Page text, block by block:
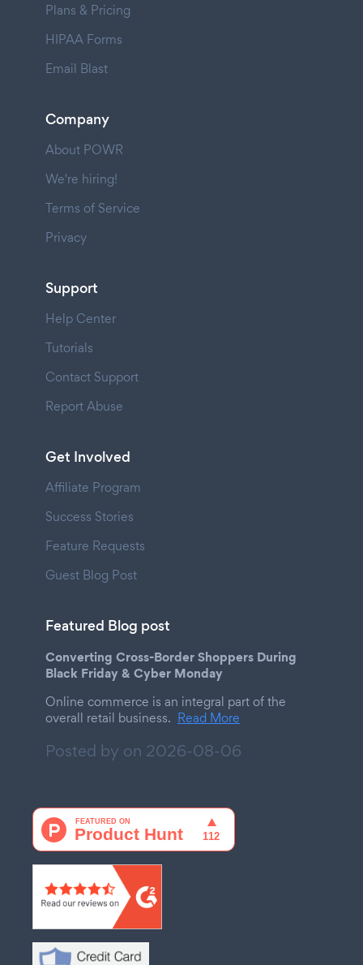
Plans & Pricing
HIPAA Forms
Email Blast
Company
About POWR
We're hiring!
Terms of Service
Privacy
Support
Help Center
Tutorials
Contact Support
Report Abuse
Get Involved
Affiliate Program
Success Stories
Feature Requests
Guest Blog Post
Featured Blog post
Converting Cross-Border Shoppers During
Black Friday & Cyber Monday
Online commerce is an integral part of the
overall retail business. Read More
Posted by on 2026-08-06